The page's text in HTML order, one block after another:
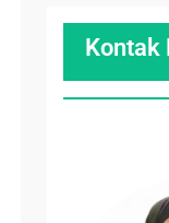
Kontak